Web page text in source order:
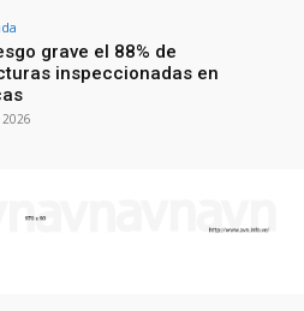
grave el 88% de
inspeccionadas en
2026